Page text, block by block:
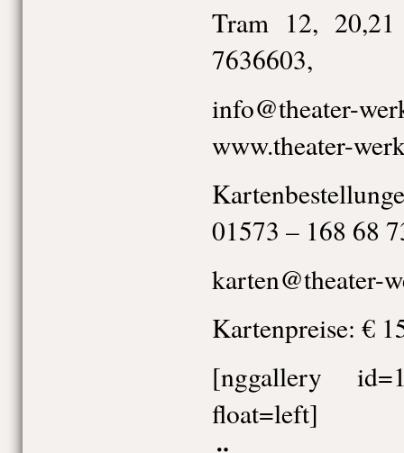
Tram 12,
7636603,
info@theater-
www.theater-
01573 – 168 68
karten@theater-
Kartenpreise: €
[nggallery
float=left]